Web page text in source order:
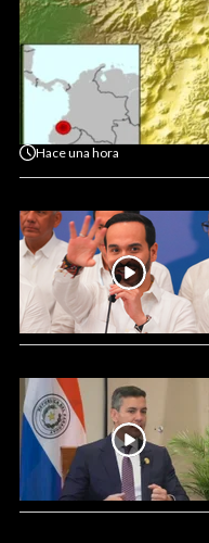
Haceuna hora